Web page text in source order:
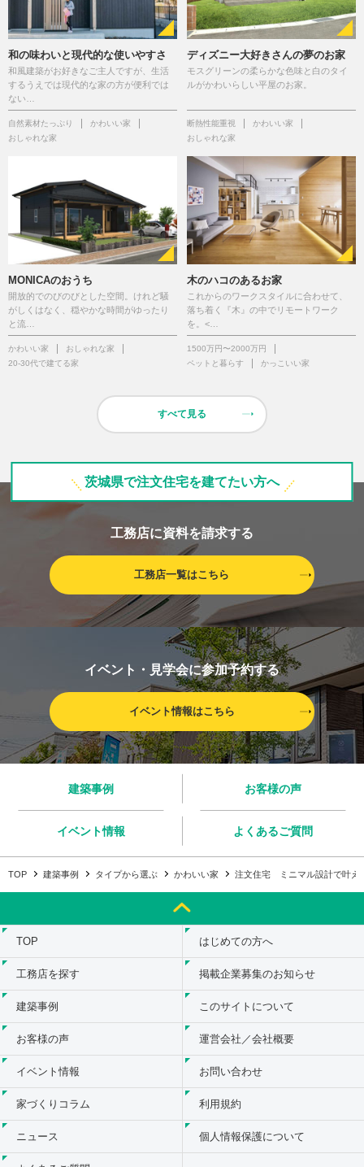
和の味わいと現代的な使いやすさ
和風建築がお好きなご主人ですが、生活
するうえでは現代的な家の方が便利では
ない…
自然素材たっぷり
かわいい家
おしゃれな家
ディズニー大好きさんの夢のお家
モスグリーンの柔らかな色味と白のタイ
ルがかわいらしい平屋のお家。
断熱性能重視
かわいい家
おしゃれな家
MONICAのおうち
開放的でのびのびとした空間。けれど騒
がしくはなく、穏やかな時間がゆったり
と流…
かわいい家
おしゃれな家
20-30代で建てる家
木のハコのあるお家
これからのワークスタイルに合わせて、
落ち着く『木』の中でリモートワーク
を。<…
1500万円〜2000万円
ペットと暮らす
かっこいい家
すべて見る
茨城県で注文住宅を建てたい方へ
工務店に資料を請求する
工務店一覧はこちら
イベント・見学会に参加予約する
イベント情報はこちら
建築事例 お客様の声
イベント情報 よくあるご質問
TOP 建築事例 タイプから選ぶ かわいい家 注文住宅 ミニマル設計で叶え
TOP
工務店を探す
建築事例
お客様の声
イベント情報
家づくりコラム
ニュース
はじめての方へ
掲載企業募集のお知らせ
このサイトについて
運営会社／会社概要
お問い合わせ
利用規約
個人情報保護について